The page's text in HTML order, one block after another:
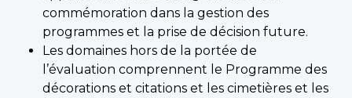
commémoration dans la gestion des
programmes et la prise de décision future.
Les domaines hors de la portée de
l’évaluation comprennent le Programme des
décorations et citations et les cimetières et les